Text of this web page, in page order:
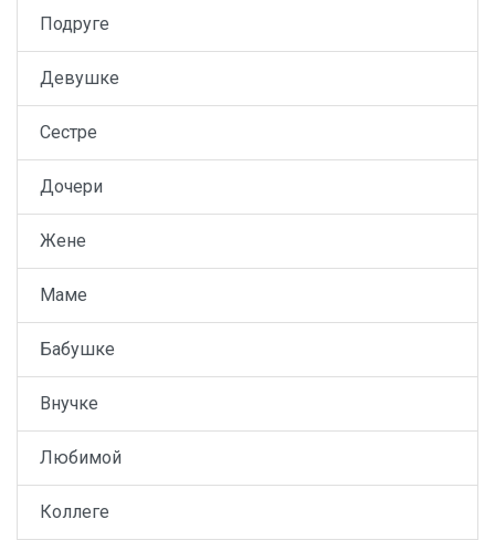
Подруге
Девушке
Сестре
Дочери
Жене
Маме
Бабушке
Внучке
Любимой
Коллеге